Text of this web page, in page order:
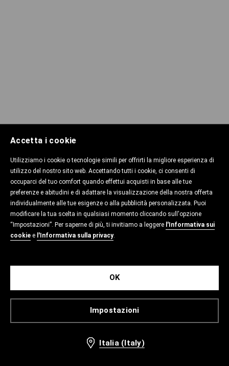
Accetta i cookie
Utilizziamo i cookie o tecnologie simili per offrirti la migliore esperienza di
utilizzo del nostro sito web. Accettando tutti i cookie, ci consenti di
occuparci del tuo comfort quando effettui acquisti in base alle tue
preferenze e abitudini e di adattare la visualizzazione della nostra offerta
individualmente alle tue esigenze o alla pubblicità personalizzata. Puoi
modificare la tua scelta in qualsiasi momento cliccando sull'opzione
“Impostazioni”. Per saperne di più, ti invitiamo a leggere l'Informativa sui
cookie e l'Informativa sulla privacy.
Impostazioni
OK
Italia (Italy)